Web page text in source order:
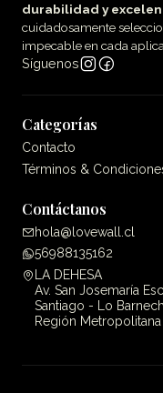
durabilidad y
cuidadosamente
impecable en cada
Síguenos
Categorías
Contacto
Términos &
Contáctanos
hola@lovewall.cl
56988135162
LA DEHESA
Av. San Josemaría
Santiago - Lo
Región